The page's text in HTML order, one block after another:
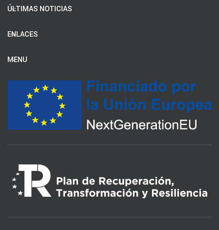
ÚLTIMAS NOTICIAS
ENLACES
MENU